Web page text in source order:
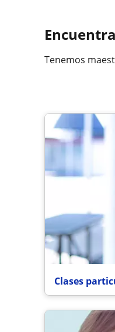
Tenemos
Clases